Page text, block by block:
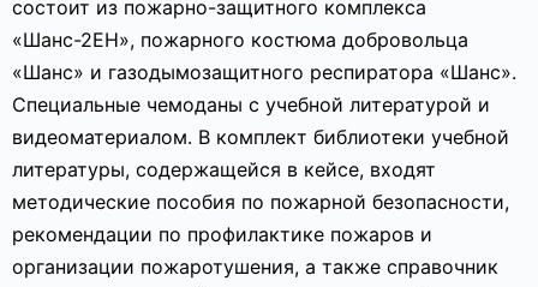
состоит из пожарно-защитного комплекса
«Шанс-2ЕН», пожарного костюма добровольца
«Шанс» и газодымозащитного респиратора «Шанс».
Специальные чемоданы с учебной литературой и
видеоматериалом. В комплект библиотеки учебной
литературы, содержащейся в кейсе, входят
методические пособия по пожарной безопасности,
рекомендации по профилактике пожаров и
организации пожаротушения, а также справочник